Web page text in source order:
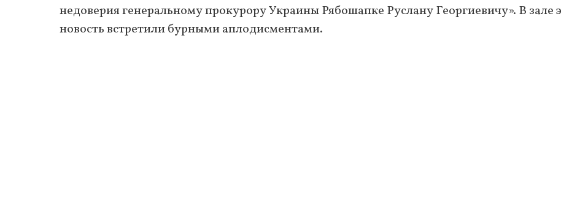
недоверия генеральному прокурору Украины Рябошапке Руслану Георгиевичу». В зале
новость встретили бурными аплодисментами.